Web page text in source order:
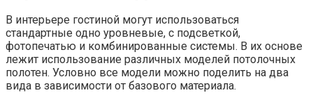
В интерьере гостиной могут использоваться
стандартные одно уровневые, с подсветкой,
фотопечатью и комбинированные системы. В их основе
лежит использование различных моделей потолочных
полотен. Условно все модели можно поделить на два
вида в зависимости от базового материала.